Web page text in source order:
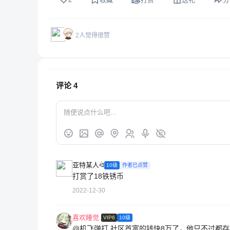
2人觉得很赞
评论4
亚特某人ᐛ 10级 作者已点赞
打赏了18铁锈币
2022-12-30
喜欢睡觉. VIP6 10级